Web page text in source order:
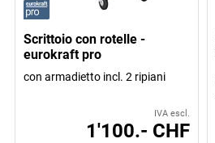
Scrittoio con rotelle -
eurokraft pro
con armadietto incl. 2 ripiani
IVA escl.
1'100.- CHF